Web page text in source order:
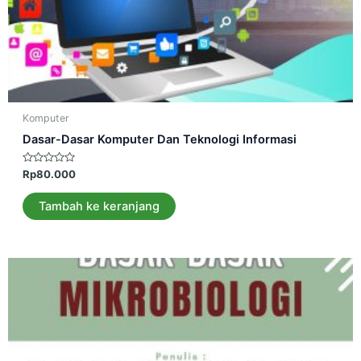
Komputer
Dasar-Dasar Komputer Dan Teknologi Informasi
Dinilai
dari
5
Rp80.000
Tambah ke keranjang